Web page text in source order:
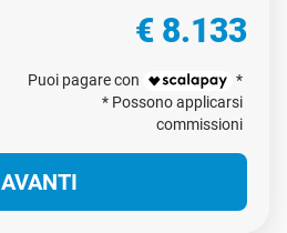
€ 8.133
Puoi pagare con
*
* Possono applicarsi
commissioni
AVANTI